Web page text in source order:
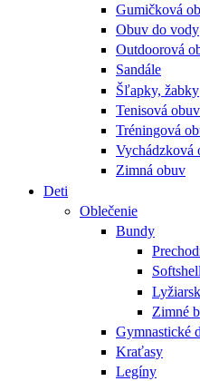
Gumičková
Obuv do vody
Outdoorová
Sandále
Šľapky, žabky
Tenisová obuv
Tréningová
Vychádzková
Zimná obuv
Deti
Oblečenie
Bundy
Zimné
Gymnastické
Kraťasy
Legíny